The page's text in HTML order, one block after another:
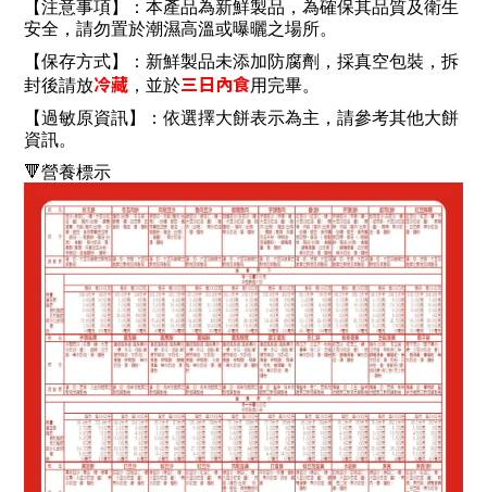
【注意事項】：本產品為新鮮製品，為確保其品質及衛生
安全，請勿置於潮濕高溫或曝曬之場所。
【保存方式】：新鮮製品未添加防腐劑，採真空包裝，拆
封後請放冷藏 ，並於三日內食用完畢。
【過敏原資訊】：依選擇大餅表示為主，請參考其他大餅
資訊。
🔻營養標示